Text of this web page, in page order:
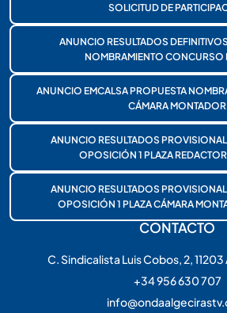
SOLICITUD DE
ANUNCIO RESULTADOS
NOMBRAMIENTO CONCURSO
ANUNCIO EMCALSA PROPUESTA
CÁMARA MONTADOR
ANUNCIO RESULTADOS
OPOSICIÓN 1 PLAZA
ANUNCIO RESULTADOS
OPOSICIÓN 1 PLAZA CÁMARA
CONTACTO
C. Sindicalista Luis Cobos, 2,
+34 956 630 707